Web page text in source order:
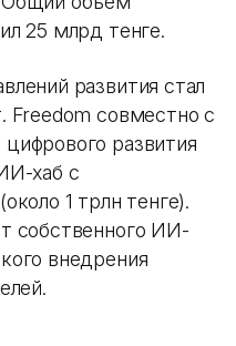
25 млрд тенге.
развития стал
Freedom совместно с
развития
хаб с
1 трлн тенге).
собственного ИИ-
внедрения